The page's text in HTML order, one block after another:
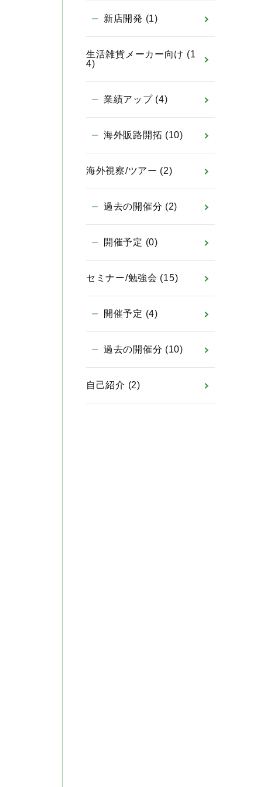
新店開発 (1)
生活雑貨メーカー向け (1
4)
業績アップ (4)
海外販路開拓 (10)
海外視察/ツアー (2)
過去の開催分 (2)
開催予定 (0)
セミナー/勉強会 (15)
開催予定 (4)
過去の開催分 (10)
自己紹介 (2)